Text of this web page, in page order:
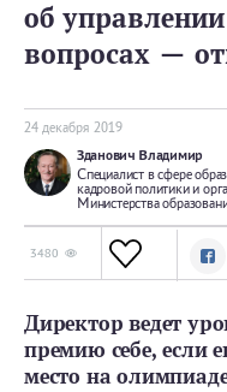
об
вопросах —
24 декабря 2019
Зданович Владимир
Специалист в сфере
кадровой политики и
Министерства
3480
Директор ведет
премию себе, если
место на